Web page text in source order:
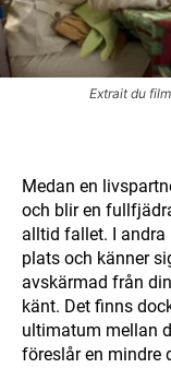
Extrait du
Medan en
och blir en
alltid fallet. I
plats och känner
avskärmad från
känt. Det finns
ultimatum mellan
föreslår en mindre